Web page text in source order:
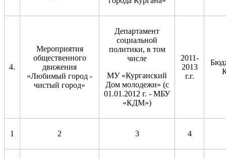
4.
Мероприятия
общественного
движения
«Любимый город -
чистый город»
Департамент
социальной
политики, в том
числе
МУ «Курганский
Дом молодежи» (с
01.01.2012 г. - МБУ
«КДМ»)
2011-
2013
г.г.
1 2 3 4